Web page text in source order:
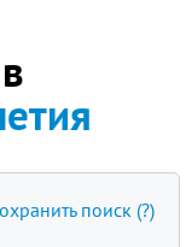
поиск (?)